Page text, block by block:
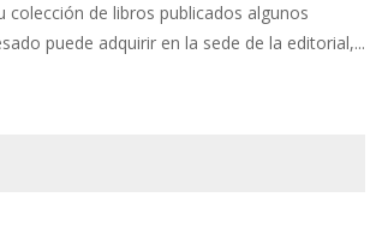
colección de libros publicados algunos
puede adquirir en la sede de la editorial,...